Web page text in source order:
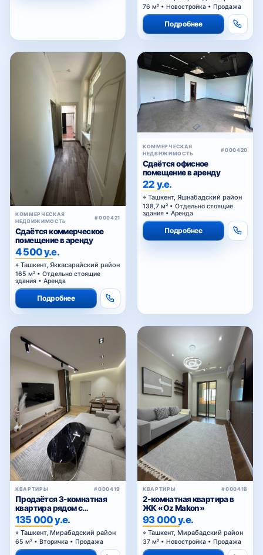
Подробнее
КОММЕРЧЕСКАЯ
#000421
Сдаётся коммерческое
помещение в аренду
4 500 у.е.
Ташкент, Яккасарайский район
165 м² • Отдельно стоящие
здания • Аренда
Подробнее
Сдаётся офисное
помещение в аренду
22 у.е.
Ташкент, Яшнабадский район
138,7 м² • Отдельно стоящие
здания • Аренда
Подробнее
КВАРТИРЫ
Продаётся 3-комнатная
квартира рядом с
Госпитальным рынком
135 000 у.е.
Ташкент, Мирабадский район
65 м² • Вторичка • Продажа
Подробнее
КВАРТИРЫ #000418
2-комнатная квартира в
ЖК «Oz Makon»
93 000 у.е.
Ташкент, Мирабадский район
37 м² • Новостройка • Продажа
Подробнее